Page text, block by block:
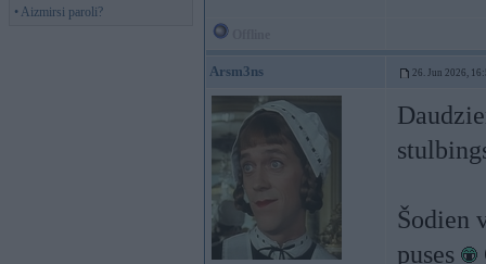
• Aizmirsi paroli?
Arsm3ns 26. Jun 2026,
Šodien
puses